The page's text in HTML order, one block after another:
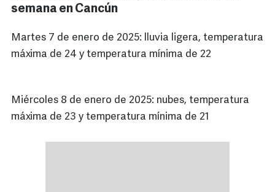
semana en Cancún
Martes 7 de enero de 2025: lluvia ligera, temperatura
máxima de 24 y temperatura mínima de 22
Miércoles 8 de enero de 2025: nubes, temperatura
máxima de 23 y temperatura mínima de 21